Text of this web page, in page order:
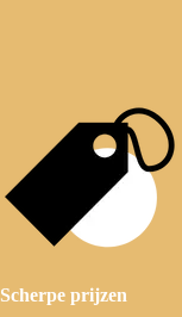
Scherpe prijzen